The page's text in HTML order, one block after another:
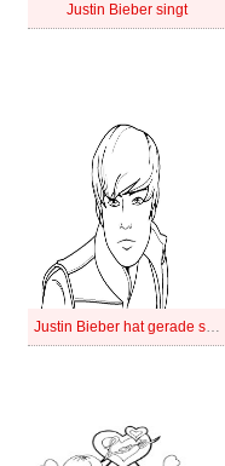
Justin Bieber singt
Justin Bieber hat gerade sein Debüt gegeben